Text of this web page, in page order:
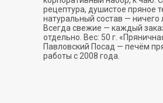
рецептура, душистое пряное
натуральный состав — ничего
Всегда свежие — каждый
отдельно. Вес: 50 г.
Павловский Посад — печём
работы с 2008 года.